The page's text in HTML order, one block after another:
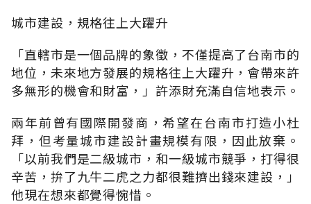
城市建設，規格往上大躍升
「直轄市是一個品牌的象徵，不僅提高了台南市的
地位，未來地方發展的規格往上大躍升，會帶來許
多無形的機會和財富，」許添財充滿自信地表示。
兩年前曾有國際開發商，希望在台南市打造小杜
拜，但考量城市建設計畫規模有限，因此放棄。
「以前我們是二級城市，和一級城市競爭，打得很
辛苦，拚了九牛二虎之力都很難擠出錢來建設，」
他現在想來都覺得惋惜。